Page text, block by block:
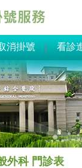
看診
外科 門診表